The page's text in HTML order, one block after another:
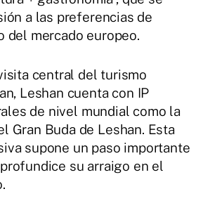
a las preferencias de
del mercado europeo.
central del turismo
Leshan cuenta con IP
de nivel mundial como la
Gran Buda de Leshan. Esta
supone un paso importante
su arraigo en el